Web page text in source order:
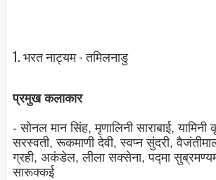
1. भरत नाट्यम - तमिलनाडु
प्रमुख कलाकार
- सोनल मान सिंह, मृणालिनी साराबाई, यामिनी
सरस्‍वती, रूकमाणी देवी, स्‍वप्‍न सुंदरी,
ग्रही, अकंडेल, लीला सक्‍सेना, पद्मा
सारूक्कई